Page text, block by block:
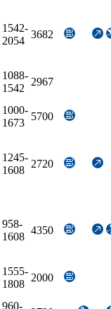
1542-
2054
3682
1088-
1542
2967
1000-
1673
5700
1245-
1608
2720
958-
1608
4350
1555-
1808
2000
960-